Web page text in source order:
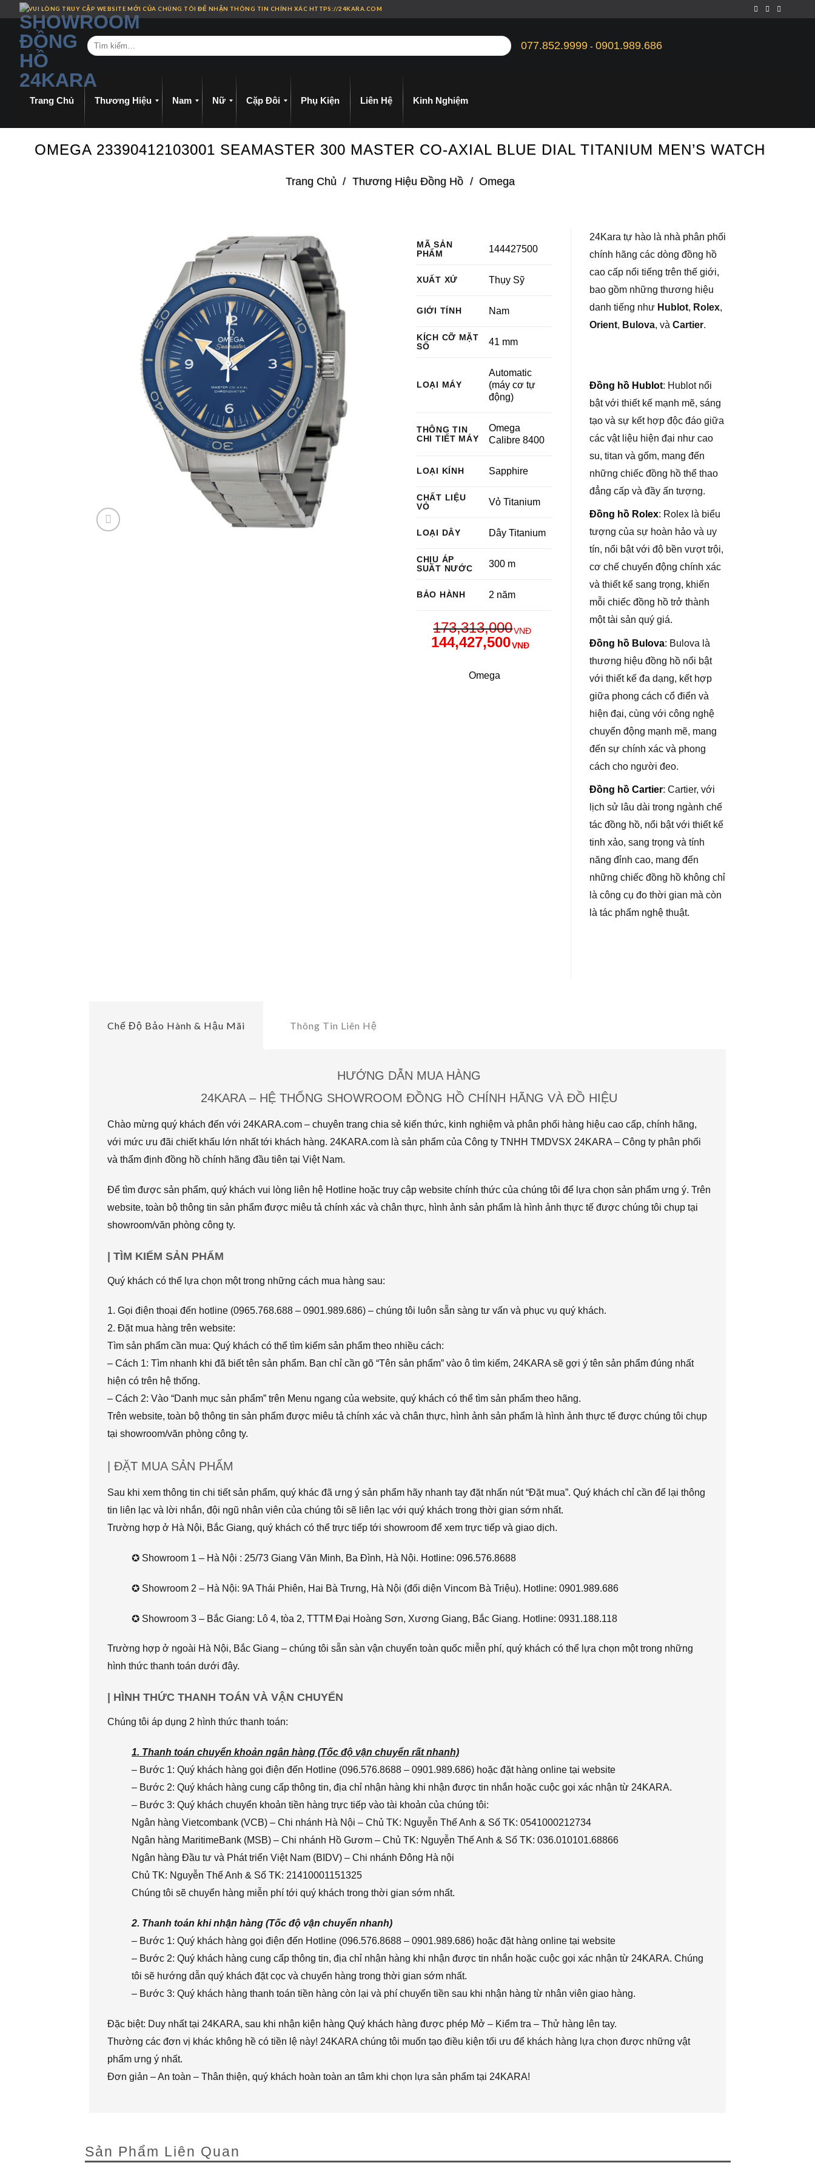
content
VUI LÒNG TRUY CẬP WEBSITE MỚI CỦA CHÚNG TÔI ĐỂ NHẬN THÔNG TIN CHÍNH XÁC HTTPS://24KARA.COM
077.852.9999- 0901.989.686
Trang Chủ Thương Hiệu Nam Nữ Cặp Đôi Phụ Kiện Liên Hệ Kinh Nghiệm
OMEGA 23390412103001 SEAMASTER 300 MASTER CO-AXIAL BLUE DIAL TITANIUM MEN’S WATCH
Trang Chủ / Thương Hiệu Đồng Hồ / Omega
MÃ SẢN
PHẨM
144427500
XUẤT XỨ Thụy Sỹ
GIỚI TÍNH Nam
KÍCH CỠ MẶT
SỐ
41 mm
LOẠI MÁY
Automatic
(máy cơ tự
động)
THÔNG TIN
CHI TIẾT MÁY
Omega
Calibre 8400
LOẠI KÍNH Sapphire
CHẤT LIỆU
VỎ
Vỏ Titanium
LOẠI DÂY Dây Titanium
CHỊU ÁP
SUẤT NƯỚC
300 m
BẢO HÀNH 2 năm
173,313,000VNĐ
144,427,500VNĐ
Omega
24Kara tự hào là nhà phân phối
chính hãng các dòng đồng hồ
cao cấp nổi tiếng trên thế giới,
bao gồm những thương hiệu
danh tiếng như Hublot, Rolex,
Orient, Bulova, và Cartier.
Đồng hồ Hublot: Hublot nổi
bật với thiết kế mạnh mẽ, sáng
tạo và sự kết hợp độc đáo giữa
các vật liệu hiện đại như cao
su, titan và gốm, mang đến
những chiếc đồng hồ thể thao
đẳng cấp và đầy ấn tượng.
Đồng hồ Rolex: Rolex là biểu
tượng của sự hoàn hảo và uy
tín, nổi bật với độ bền vượt trội,
cơ chế chuyển động chính xác
và thiết kế sang trọng, khiến
mỗi chiếc đồng hồ trở thành
một tài sản quý giá.
Đồng hồ Bulova: Bulova là
thương hiệu đồng hồ nổi bật
với thiết kế đa dạng, kết hợp
giữa phong cách cổ điển và
hiện đại, cùng với công nghệ
chuyển động mạnh mẽ, mang
đến sự chính xác và phong
cách cho người đeo.
Đồng hồ Cartier: Cartier, với
lịch sử lâu dài trong ngành chế
tác đồng hồ, nổi bật với thiết kế
tinh xảo, sang trọng và tính
năng đỉnh cao, mang đến
những chiếc đồng hồ không chỉ
là công cụ đo thời gian mà còn
là tác phẩm nghệ thuật.
Chế Độ Bảo Hành & Hậu Mãi Thông Tin Liên Hệ
HƯỚNG DẪN MUA HÀNG
24KARA – HỆ THỐNG SHOWROOM ĐỒNG HỒ CHÍNH HÃNG VÀ ĐỒ HIỆU
Chào mừng quý khách đến với 24KARA.com – chuyên trang chia sẻ kiến thức, kinh nghiệm và phân phối hàng hiệu cao cấp, chính hãng,
với mức ưu đãi chiết khấu lớn nhất tới khách hàng. 24KARA.com là sản phẩm của Công ty TNHH TMDVSX 24KARA – Công ty phân phối
và thẩm định đồng hồ chính hãng đầu tiên tại Việt Nam.
Để tìm được sản phẩm, quý khách vui lòng liên hệ Hotline hoặc truy cập website chính thức của chúng tôi để lựa chọn sản phẩm ưng ý. Trên
website, toàn bộ thông tin sản phẩm được miêu tả chính xác và chân thực, hình ảnh sản phẩm là hình ảnh thực tế được chúng tôi chụp tại
showroom/văn phòng công ty.
| TÌM KIẾM SẢN PHẨM
Quý khách có thể lựa chọn một trong những cách mua hàng sau:
1. Gọi điện thoại đến hotline (0965.768.688 – 0901.989.686) – chúng tôi luôn sẵn sàng tư vấn và phục vụ quý khách.
2. Đặt mua hàng trên website:
Tìm sản phẩm cần mua: Quý khách có thể tìm kiếm sản phẩm theo nhiều cách:
– Cách 1: Tìm nhanh khi đã biết tên sản phẩm. Bạn chỉ cần gõ “Tên sản phẩm” vào ô tìm kiếm, 24KARA sẽ gợi ý tên sản phẩm đúng nhất
hiện có trên hệ thống.
– Cách 2: Vào “Danh mục sản phẩm” trên Menu ngang của website, quý khách có thể tìm sản phẩm theo hãng.
Trên website, toàn bộ thông tin sản phẩm được miêu tả chính xác và chân thực, hình ảnh sản phẩm là hình ảnh thực tế được chúng tôi chụp
tại showroom/văn phòng công ty.
| ĐẶT MUA SẢN PHẨM
Sau khi xem thông tin chi tiết sản phẩm, quý khác đã ưng ý sản phẩm hãy nhanh tay đặt nhấn nút “Đặt mua”. Quý khách chỉ cần để lại thông
tin liên lạc và lời nhắn, đội ngũ nhân viên của chúng tôi sẽ liên lạc với quý khách trong thời gian sớm nhất.
Trường hợp ở Hà Nội, Bắc Giang, quý khách có thể trực tiếp tới showroom để xem trực tiếp và giao dịch.
✪ Showroom 1 – Hà Nội : 25/73 Giang Văn Minh, Ba Đình, Hà Nội. Hotline: 096.576.8688
✪ Showroom 2 – Hà Nội: 9A Thái Phiên, Hai Bà Trưng, Hà Nội (đối diện Vincom Bà Triệu). Hotline: 0901.989.686
✪ Showroom 3 – Bắc Giang: Lô 4, tòa 2, TTTM Đại Hoàng Sơn, Xương Giang, Bắc Giang. Hotline: 0931.188.118
Trường hợp ở ngoài Hà Nội, Bắc Giang – chúng tôi sẵn sàn vận chuyển toàn quốc miễn phí, quý khách có thể lựa chọn một trong những
hình thức thanh toán dưới đây.
| HÌNH THỨC THANH TOÁN VÀ VẬN CHUYỂN
Chúng tôi áp dụng 2 hình thức thanh toán:
1. Thanh toán chuyển khoản ngân hàng (Tốc độ vận chuyển rất nhanh)
– Bước 1: Quý khách hàng gọi điện đến Hotline (096.576.8688 – 0901.989.686) hoặc đặt hàng online tại website
– Bước 2: Quý khách hàng cung cấp thông tin, địa chỉ nhận hàng khi nhận được tin nhắn hoặc cuộc gọi xác nhận từ 24KARA.
– Bước 3: Quý khách chuyển khoản tiền hàng trực tiếp vào tài khoản của chúng tôi:
Ngân hàng Vietcombank (VCB) – Chi nhánh Hà Nội – Chủ TK: Nguyễn Thế Anh & Số TK: 0541000212734
Ngân hàng MaritimeBank (MSB) – Chi nhánh Hồ Gươm – Chủ TK: Nguyễn Thế Anh & Số TK: 036.010101.68866
Ngân hàng Đầu tư và Phát triển Việt Nam (BIDV) – Chi nhánh Đông Hà nội
Chủ TK: Nguyễn Thế Anh & Số TK: 21410001151325
Chúng tôi sẽ chuyển hàng miễn phí tới quý khách trong thời gian sớm nhất.
2. Thanh toán khi nhận hàng (Tốc độ vận chuyển nhanh)
– Bước 1: Quý khách hàng gọi điện đến Hotline (096.576.8688 – 0901.989.686) hoặc đặt hàng online tại website
– Bước 2: Quý khách hàng cung cấp thông tin, địa chỉ nhận hàng khi nhận được tin nhắn hoặc cuộc gọi xác nhận từ 24KARA. Chúng
tôi sẽ hướng dẫn quý khách đặt cọc và chuyển hàng trong thời gian sớm nhất.
– Bước 3: Quý khách hàng thanh toán tiền hàng còn lại và phí chuyển tiền sau khi nhận hàng từ nhân viên giao hàng.
Đặc biệt: Duy nhất tại 24KARA, sau khi nhận kiện hàng Quý khách hàng được phép Mở – Kiểm tra – Thử hàng lên tay.
Thường các đơn vị khác không hề có tiền lệ này! 24KARA chúng tôi muốn tạo điều kiện tối ưu để khách hàng lựa chọn được những vật
phẩm ưng ý nhất.
Đơn giản – An toàn – Thân thiện, quý khách hoàn toàn an tâm khi chọn lựa sản phẩm tại 24KARA!
Sản Phẩm Liên Quan